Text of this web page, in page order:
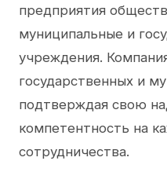
предприятия
муниципальные и
учреждения.
государственных и
подтверждая свою
компетентность на
сотрудничества.